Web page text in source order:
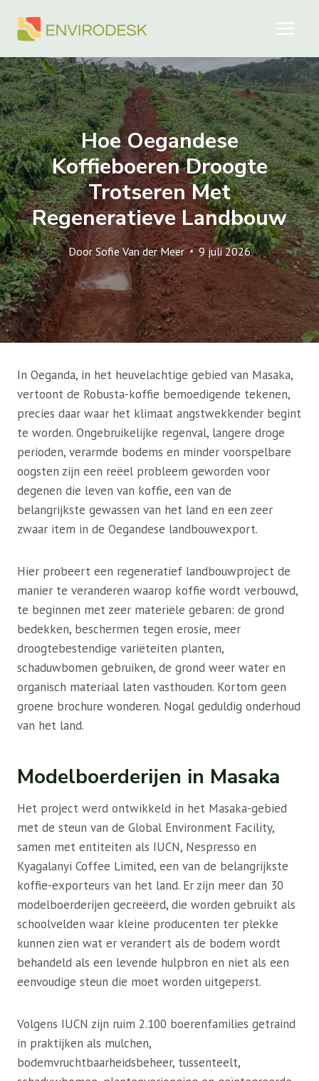
naar
Hoe Oegandese
Koffieboeren Droogte
Trotseren Met
Regeneratieve Landbouw
DoorSofie Van der Meer 9 juli 2026
In Oeganda, in het heuvelachtige gebied van Masaka,
vertoont de Robusta-koffie bemoedigende tekenen,
precies daar waar het klimaat angstwekkender begint
te worden. Ongebruikelijke regenval, langere droge
perioden, verarmde bodems en minder voorspelbare
oogsten zijn een reëel probleem geworden voor
degenen die leven van koffie, een van de
belangrijkste gewassen van het land en een zeer
zwaar item in de Oegandese landbouwexport.
Hier probeert een regeneratief landbouwproject de
manier te veranderen waarop koffie wordt verbouwd,
te beginnen met zeer materiële gebaren: de grond
bedekken, beschermen tegen erosie, meer
droogtebestendige variëteiten planten,
schaduwbomen gebruiken, de grond weer water en
organisch materiaal laten vasthouden. Kortom geen
groene brochure wonderen. Nogal geduldig onderhoud
van het land.
Modelboerderijen in Masaka
Het project werd ontwikkeld in het Masaka-gebied
met de steun van de Global Environment Facility,
samen met entiteiten als IUCN, Nespresso en
Kyagalanyi Coffee Limited, een van de belangrijkste
koffie-exporteurs van het land. Er zijn meer dan 30
modelboerderijen gecreëerd, die worden gebruikt als
schoolvelden waar kleine producenten ter plekke
kunnen zien wat er verandert als de bodem wordt
behandeld als een levende hulpbron en niet als een
eenvoudige steun die moet worden uitgeperst.
Volgens IUCN zijn ruim 2.100 boerenfamilies getraind
in praktijken als mulchen,
bodemvruchtbaarheidsbeheer, tussenteelt,